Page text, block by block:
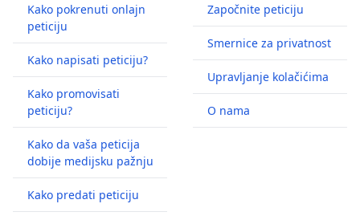
Kako pokrenuti onlajn
peticiju
Kako napisati peticiju?
Kako promovisati
peticiju?
Kako da vaša peticija
dobije medijsku pažnju
Kako predati peticiju
Započnite peticiju
Smernice za privatnost
Upravljanje kolačićima
O nama